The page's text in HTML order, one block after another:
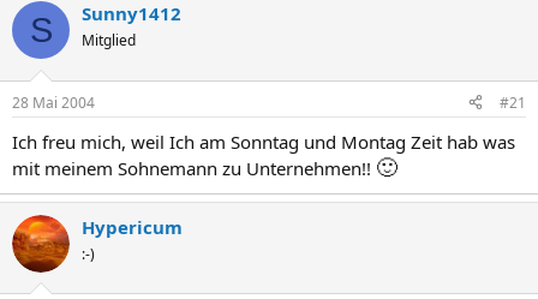
S Sunny1412
Mitglied
28 Mai 2004 #21
Ich freu mich, weil Ich am Sonntag und Montag Zeit hab was
mit meinem Sohnemann zu Unternehmen!! 🙂
Hypericum
:-)